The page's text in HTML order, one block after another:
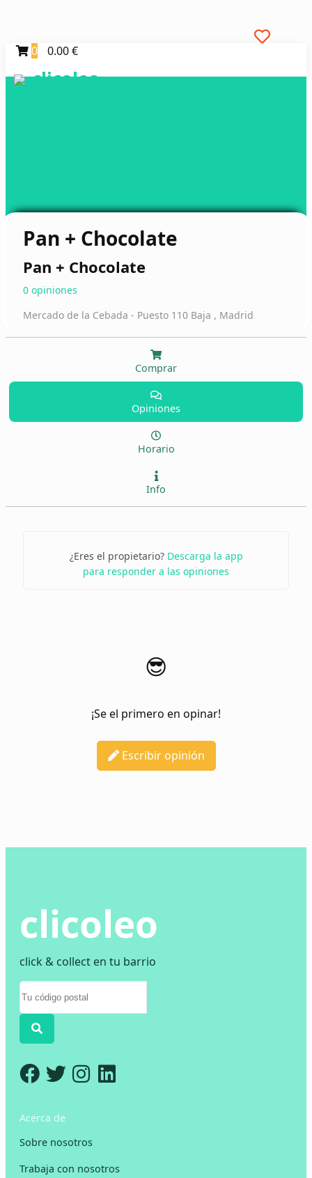
0 0.00 €
clicoleo
Pan + Chocolate
Pan + Chocolate
0 opiniones
Mercado de la Cebada - Puesto 110 Baja , Madrid
Comprar
Opiniones
Horario
Info
¿Eres el propietario? Descarga la app
para responder a las opiniones
😎
¡Se el primero en opinar!
Escribir opinión
clicoleo
click & collect en tu barrio
Acerca de
Sobre nosotros
Trabaja con nosotros